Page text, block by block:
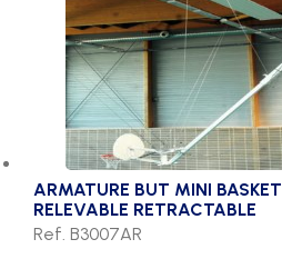
ARMATURE BUT MINI BASKET
RELEVABLE RETRACTABLE
Ref. B3007AR